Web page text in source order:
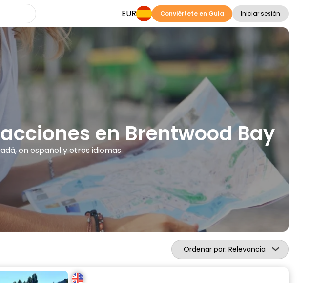
EUR Conviértete en Guía Iniciar sesión
en Brentwood Bay
en español y otros idiomas
Ordenar por: Relevancia